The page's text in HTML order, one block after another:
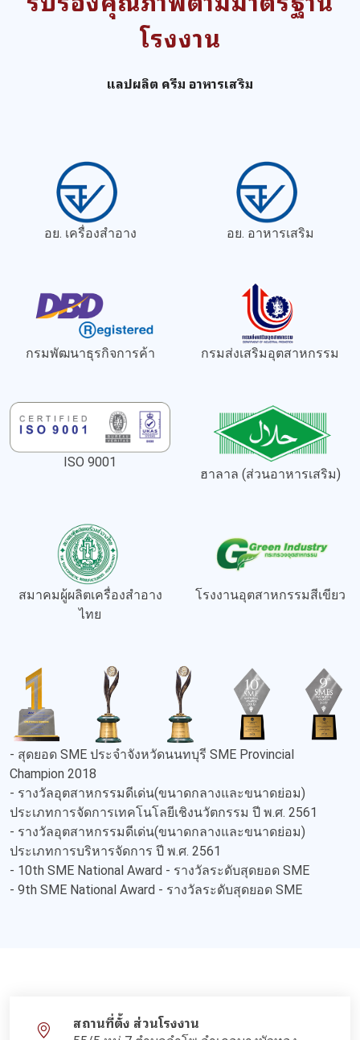
โรงงาน
แลปผลิต ครีม อาหารเสริม
อย. เครื่องสำอาง อย. อาหารเสริม
กรมพัฒนาธุรกิจการค้า กรมส่งเสริมอุตสาหกรรม
ISO 9001
ฮาลาล (ส่วนอาหารเสริม)
สมาคมผู้ผลิตเครื่องสำอาง
ไทย
โรงงานอุตสาหกรรมสีเขียว
- สุดยอด SME ประจำจังหวัดนนทบุรี SME Provincial
Champion 2018
- รางวัลอุตสาหกรรมดีเด่น(ขนาดกลางและขนาดย่อม)
ประเภทการจัดการเทคโนโลยีเชิงนวัตกรรม ปี พ.ศ. 2561
- รางวัลอุตสาหกรรมดีเด่น(ขนาดกลางและขนาดย่อม)
ประเภทการบริหารจัดการ ปี พ.ศ. 2561
- 10th SME National Award - รางวัลระดับสุดยอด SME
- 9th SME National Award - รางวัลระดับสุดยอด SME
สถานที่ตั้ง ส่วนโรงงาน